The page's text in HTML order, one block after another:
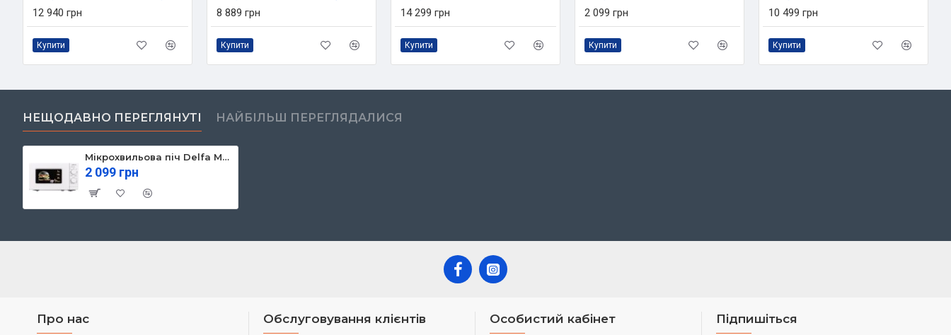
12 940 грн
Купити
8 889 грн
Купити
14 299 грн
Купити
2 099 грн
Купити
10 499 грн
Купити
НЕЩОДАВНО ПЕРЕГЛЯНУТІ НАЙБІЛЬШ ПЕРЕГЛЯДАЛИСЯ
Мікрохвильова піч Delfa MD202MW
2 099 грн
Про нас Обслуговування клієнтів Особистий кабінет Підпишіться